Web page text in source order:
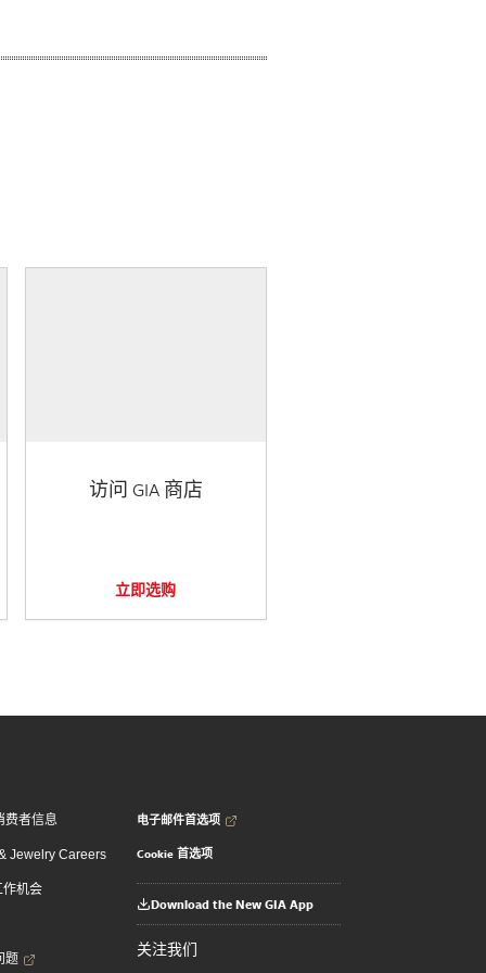
访问 GIA 商店
立即选购
费者信息
Jewelry Careers
作机会
题
电子邮件首选项
Cookie 首选项
Download the New GIA App
关注我们